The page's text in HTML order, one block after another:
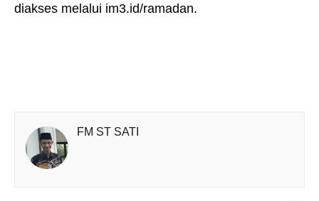
diakses melalui im3.id/ramadan.
FM ST SATI